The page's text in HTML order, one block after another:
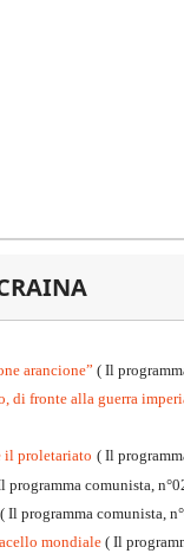
arancione” ( Il
di fronte alla guerra
il proletariato ( Il
programma comunista,
( Il programma comunista,
mondiale ( Il